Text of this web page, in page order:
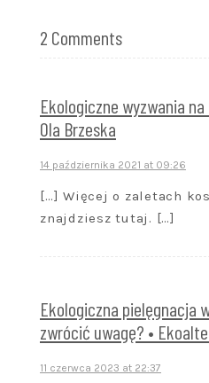
2 Comments
Ekologiczne wyzwania
Ola Brzeska
14 października 2021 at 09:26
[…] Więcej o zaletach
znajdziesz tutaj. […]
Ekologiczna pielęgnacja
zwrócić uwagę? •
11 czerwca 2023 at 22:37